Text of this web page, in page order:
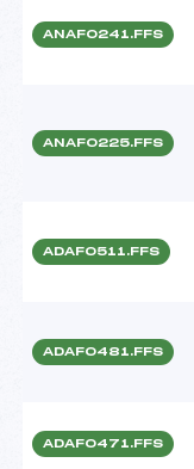
ANAF0241.FFS
ANAF0225.FFS
ADAF0511.FFS
ADAF0481.FFS
ADAF0471.FFS